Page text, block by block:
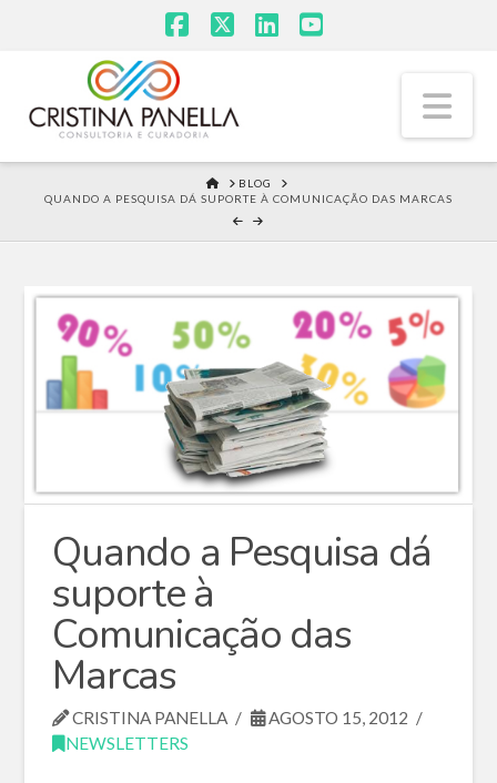
HOME
BLOG
QUANDO A PESQUISA DÁ SUPORTE À COMUNICAÇÃO DAS MARCAS
Quando a Pesquisa dá
suporte à
Comunicação das
Marcas
CRISTINA PANELLA
AGOSTO 15, 2012
NEWSLETTERS